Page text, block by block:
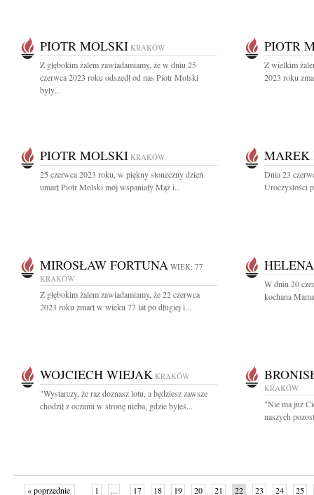
PIOTR MOLSKI KRAKÓW
Z głębokim żalem zawiadamiamy, że w dniu 25
czerwca 2023 roku odszedł od nas Piotr Molski
były...
PIOTR
Z wielkim
2023 roku
PIOTR MOLSKI KRAKÓW
25 czerwca 2023 roku, w piękny słoneczny dzień
umarł Piotr Molski mój wspaniały Mąż i...
MAREK
Dnia 23
Uroczystości
MIROSŁAW FORTUNA WIEK: 77
KRAKÓW
Z głębokim żalem zawiadamiamy, że 22 czerwca
2023 roku zmarł w wieku 77 lat po długiej i...
W dniu 20
kochana
WOJCIECH WIEJAK KRAKÓW
"Wystarczy, że raz doznasz lotu, a będziesz zawsze
chodził z oczami w stronę nieba, gdzie byłeś...
KRAKÓW
"Nie ma już
naszych
« poprzednie 1 ... 17 18 19 20 21 22 23 24 25